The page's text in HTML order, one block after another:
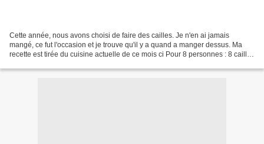
Cette année, nous avons choisi de faire des cailles. Je n'en ai jamais
mangé, ce fut l'occasion et je trouve qu'il y a quand a manger dessus. Ma
recette est tirée du cuisine actuelle de ce mois ci Pour 8 personnes : 8 cailles